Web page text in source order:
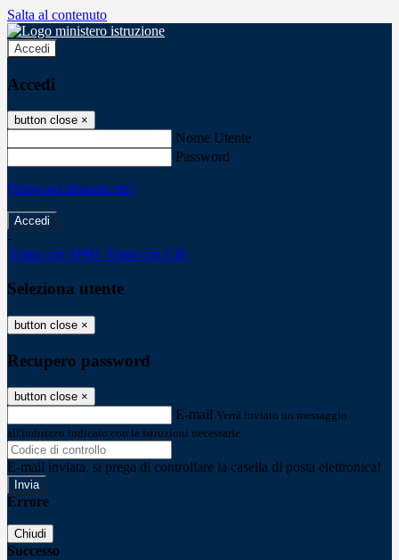
Salta al contenuto
Accedi
Accedi
button close ×
Nome Utente
Password
Password dimenticata?
-
Entra con SPID Entra con CIE
Seleziona utente
button close ×
Recupero password
button close ×
E-mail Verrà inviato un messaggio
all'indirizzo indicato con le istruzioni necessarie.
E-mail inviata, si prega di controllare la casella di posta elettronica!
Errore
Chiudi
Successo